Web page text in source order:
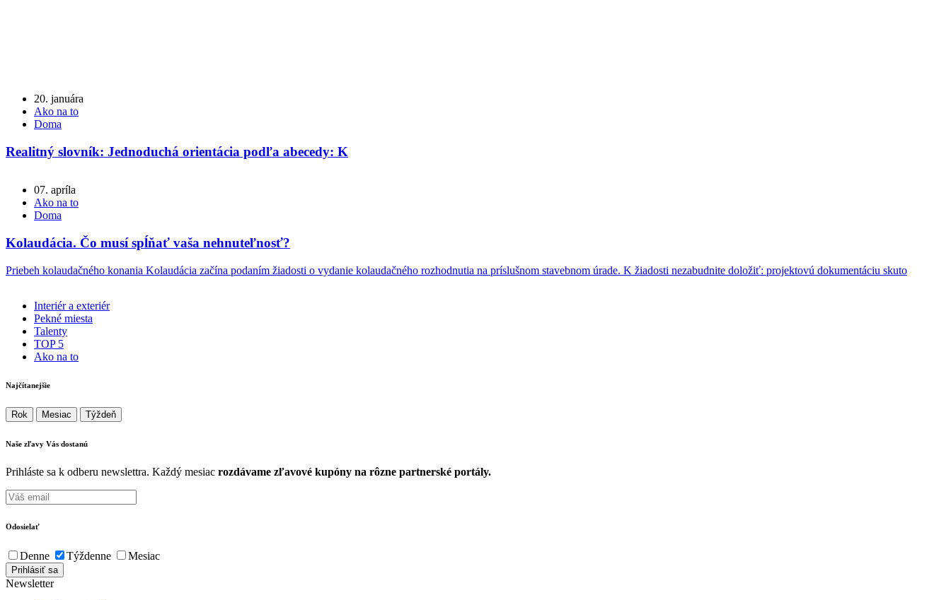
20. januára
Ako na to
Doma
Realitný slovník: Jednoduchá orientácia podľa abecedy: K
07. apríla
Ako na to
Doma
Kolaudácia. Čo musí spĺňať vaša nehnuteľnosť?
Priebeh kolaudačného konania Kolaudácia začína podaním žiadosti o vydanie kolaudačného rozhodnutia na príslušnom stavebnom úrade. K žiadosti nezabudnite doložiť: projektovú dokumentáciu skuto
Interiér a exteriér
Pekné miesta
Talenty
TOP 5
Ako na to
Najčítanejšie
Rok Mesiac Týždeň
Naše zľavy Vás dostanú
Prihláste sa k odberu newslettra. Každý mesiac rozdávame zľavové kupóny na rôzne partnerské portály.
Odosielať
Denne Týždenne Mesiac
Newsletter